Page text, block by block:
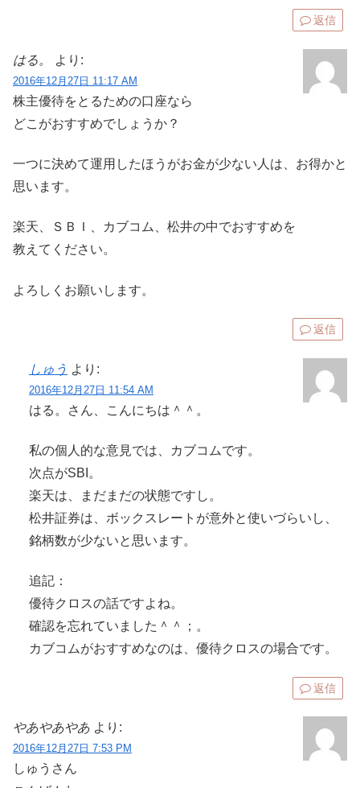
返信
はる。 より:
2016年12月27日 11:17 AM
株主優待をとるための口座なら
どこがおすすめでしょうか？
一つに決めて運用したほうがお金が少ない人は、お得かと
思います。
楽天、ＳＢＩ、カブコム、松井の中でおすすめを
教えてください。
よろしくお願いします。
返信
しゅう より:
2016年12月27日 11:54 AM
はる。さん、こんにちは＾＾。
私の個人的な意見では、カブコムです。
次点がSBI。
楽天は、まだまだの状態ですし。
松井証券は、ボックスレートが意外と使いづらいし、
銘柄数が少ないと思います。
追記：
優待クロスの話ですよね。
確認を忘れていました＾＾；。
カブコムがおすすめなのは、優待クロスの場合です。
返信
やあやあやあ より:
2016年12月27日 7:53 PM
しゅうさん